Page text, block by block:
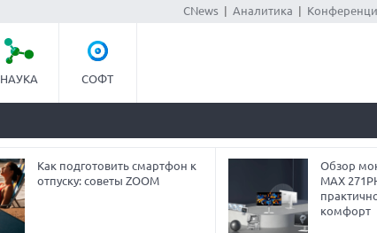
CNews| Аналитика
НАУКА СОФТ
Как подготовить смартфон к
отпуску: советы ZOOM
Обзор
MAX
комфорт